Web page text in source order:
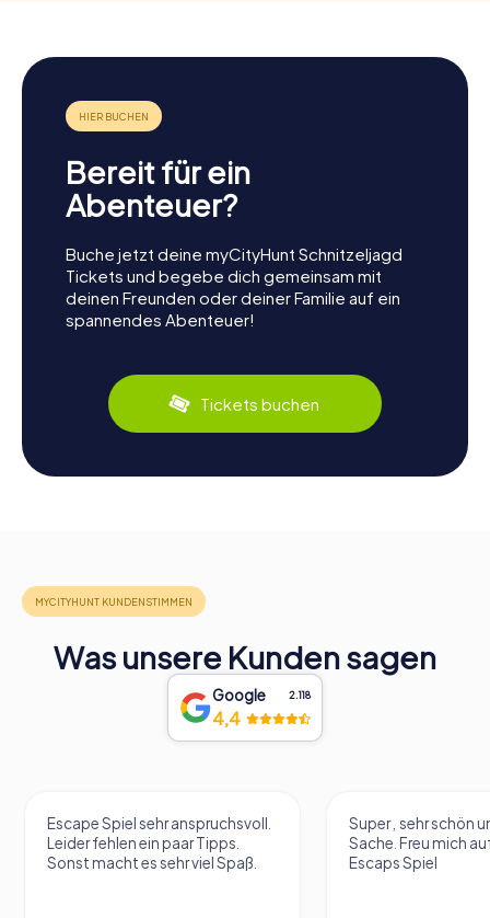
Bereit für ein
Abenteuer?
Buche jetzt deine myCityHunt Schnitzeljagd
Tickets und begebe dich gemeinsam mit
deinen Freunden oder deiner Familie auf ein
spannendes Abenteuer!
Tickets buchen
Was unsere Kunden sagen
Google 2.118
4,4
Escape Spiel sehr anspruchsvoll.
Leider fehlen ein paar Tipps.
Sonst macht es sehr viel Spaß.
Super , sehr schön
Sache. Freu mich
Escaps Spiel